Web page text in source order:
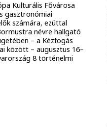
Kulturális Fővárosa
gasztronómiai
számára, ezúttal
névre hallgató
– a Kézfogás
között – augusztus 16–
8 történelmi